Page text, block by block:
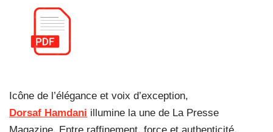
Icône de l’élégance et voix d’exception,
Dorsaf Hamdani illumine la une de La Presse
Magazine. Entre raffinement, force et authenticité,